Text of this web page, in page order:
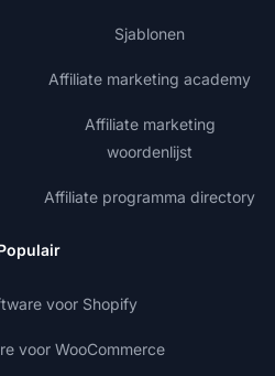
Sjablonen
Affiliate marketing academy
Affiliate marketing
woordenlijst
Affiliate programma directory
voor Shopify
voor WooCommerce